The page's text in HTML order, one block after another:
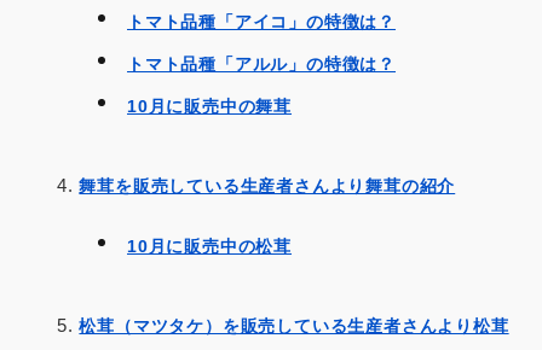
トマト品種「アイコ」の特徴は？
トマト品種「アルル」の特徴は？
10月に販売中の舞茸
舞茸を販売している生産者さんより舞茸の紹介
10月に販売中の松茸
松茸（マツタケ）を販売している生産者さんより松茸